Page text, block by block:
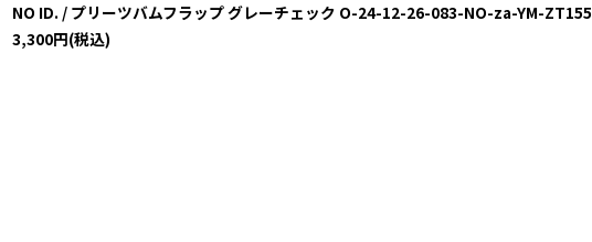
NO ID. / プリーツバムフラップ グレーチェック O-24-12-26-083-NO-za-YM-ZT155
3,300円(税込)